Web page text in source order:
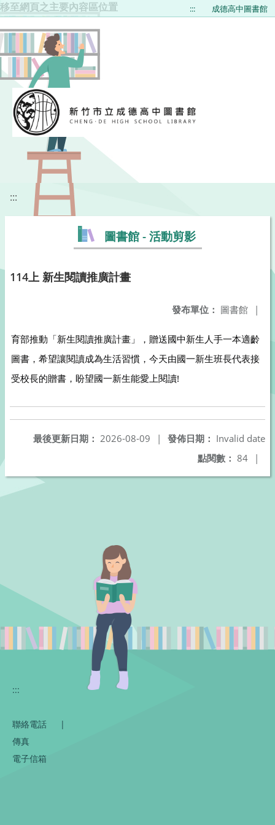
移至網頁之主要內容區位置 ::: 成德高中圖書館
:::
圖書館 - 活動剪影
114上 新生閱讀推廣計畫
發布單位： 圖書館 |
育部推動「新生閱讀推廣計畫」，贈送國中新生人手一本適齡
圖書，希望讓閱讀成為生活習慣，今天由國一新生班長代表接
受校長的贈書，盼望國一新生能愛上閱讀!
發佈日期： Invalid date
最後更新日期： 2026-08-09
|
點閱數： 84 |
:::
聯絡電話
|
傳真
電子信箱